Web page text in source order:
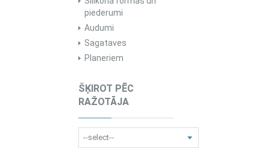
piederumi
Audumi
Sagataves
Planeriem
ŠĶIROT PĒC
RAŽOTĀJA